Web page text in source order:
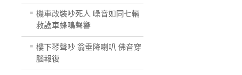
機車改裝吵死人 噪音如同七輛
救護車蜂鳴聲響
樓下琴聲吵 翁垂降喇叭 佛音穿
腦報復